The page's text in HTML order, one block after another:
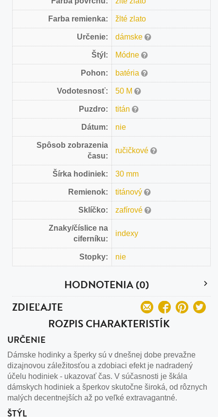
Farba remienka: žlté zlato
Určenie: dámske
Štýl: Módne
Pohon: batéria
Vodotesnosť: 50 M
Puzdro: titán
Dátum: nie
Spôsob zobrazenia
času:
ručičkové
Šírka hodiniek: 30 mm
Remienok: titánový
Sklíčko: zafírové
Znaky/číslice na
ciferníku:
indexy
Stopky: nie
HODNOTENIA (0)
ZDIEĽAJTE
ROZPIS CHARAKTERISTÍK
URČENIE
Dámske hodinky a šperky sú v dnešnej dobe prevažne
dizajnovou záležitosťou a zdobiaci efekt je nadradený
účelu hodiniek - ukazovať čas. V súčasnosti je škála
dámskych hodiniek a šperkov skutočne široká, od rôznych
malých decentnejších až po veľké extravagantné.
ŠTÝL